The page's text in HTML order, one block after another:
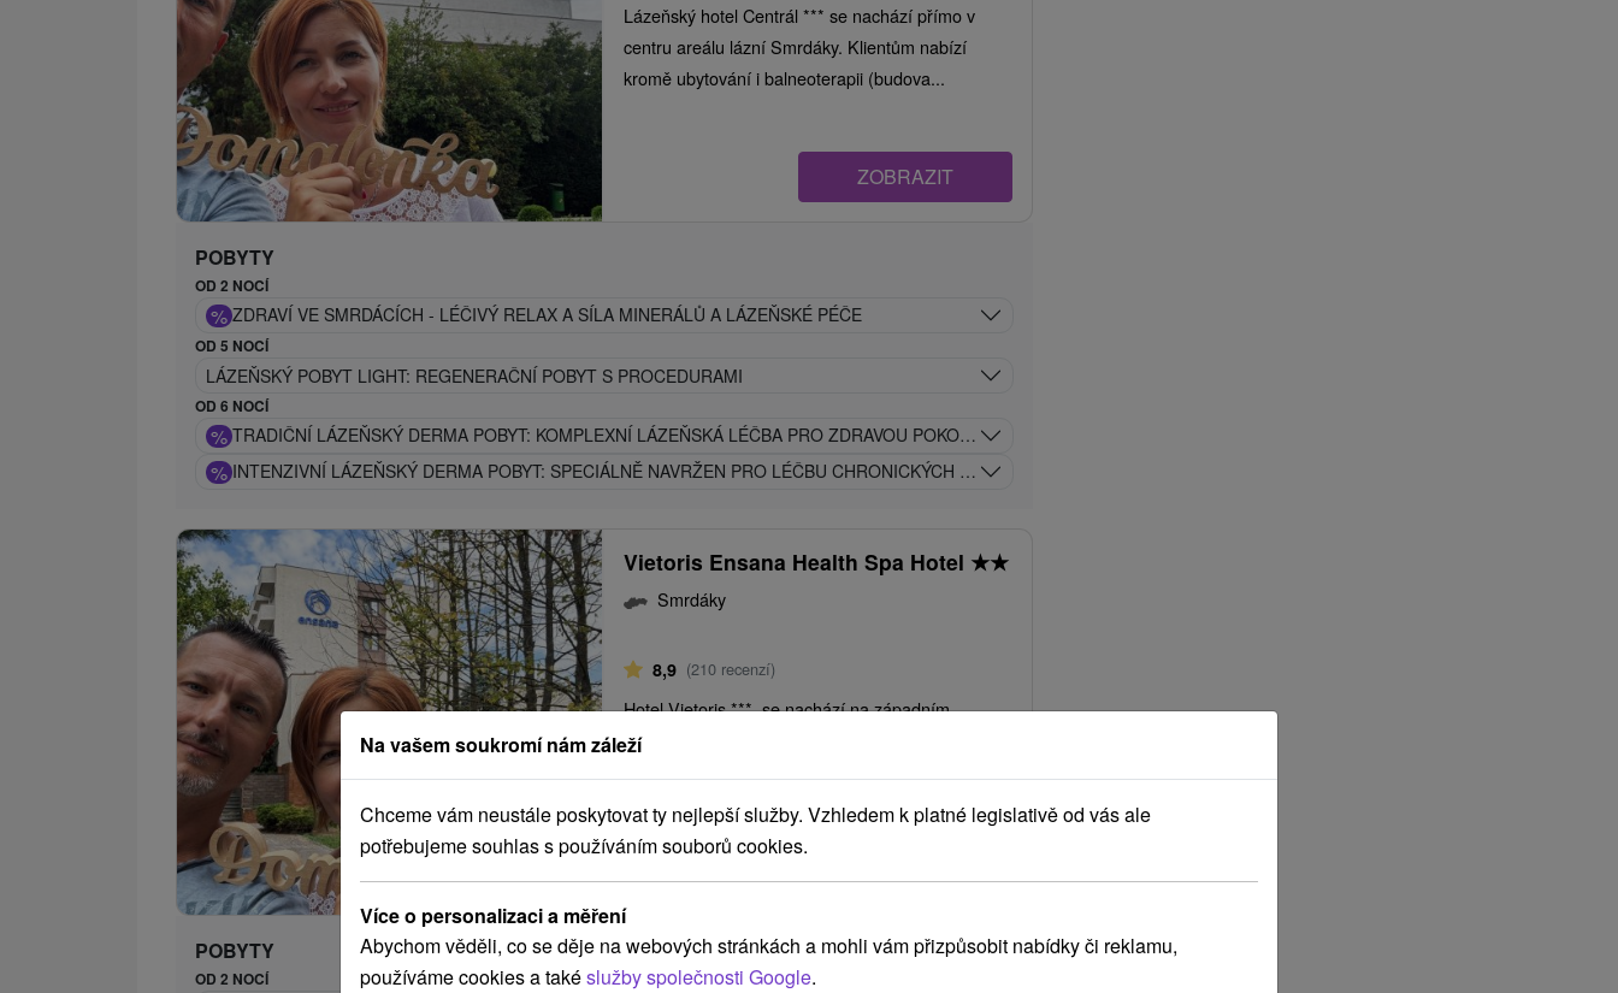
Lázeňský hotel Centrál *** se nachází přímo v
centru areálu lázní Smrdáky. Klientům nabízí
kromě ubytování i balneoterapii (budova...
ZOBRAZIT
POBYTY
OD 2 NOCÍ
% ZDRAVÍ VE SMRDÁCÍCH - LÉČIVÝ RELAX A SÍLA MINERÁLŮ A LÁZEŇSKÉ PÉČE
OD 5 NOCÍ
LÁZEŇSKÝ POBYT LIGHT: REGENERAČNÍ POBYT S PROCEDURAMI
OD 6 NOCÍ
% TRADIČNÍ LÁZEŇSKÝ DERMA POBYT: KOMPLEXNÍ LÁZEŇSKÁ LÉČBA PRO ZDRAVOU POKOŽKU A SNADNĚJŠÍ POHYB
% INTENZIVNÍ LÁZEŇSKÝ DERMA POBYT: SPECIÁLNĚ NAVRŽEN PRO LÉČBU CHRONICKÝCH KOŽNÍCH ONEMOCNĚNÍ
Vietoris Ensana Health Spa Hotel ★★
Smrdáky
8,9 (210 recenzí)
Hotel Vietoris *** se nachází na západním
Slovensku, nedaleko města Senica, a sirnými
POBYTY
OD 2 NOCÍ
Na vašem soukromí nám záleží
Chceme vám neustále poskytovat ty nejlepší služby. Vzhledem k platné legislativě od vás ale
potřebujeme souhlas s používáním souborů cookies.
Více o personalizaci a měření
Abychom věděli, co se děje na webových stránkách a mohli vám přizpůsobit nabídky či reklamu,
používáme cookies a takéslužby společnosti Google.